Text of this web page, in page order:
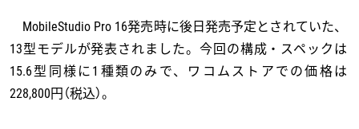
MobileStudio Pro 16発売時に後日発売予定とされていた、
13型モデルが発表されました。今回の構成・スペックは
15.6型同様に1種類のみで、ワコムストアでの価格は
228,800円（税込）。